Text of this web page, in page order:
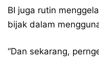
BI juga rutin
bijak dalam
“Dan sekarang,